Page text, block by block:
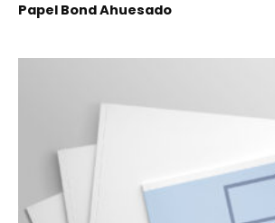
Papel Bond Ahuesado